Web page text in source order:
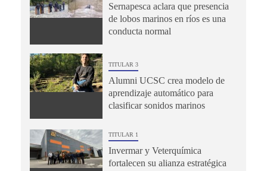
Sernapesca aclara que presencia
de lobos marinos en ríos es una
conducta normal
TITULAR 3
Alumni UCSC crea modelo de
aprendizaje automático para
clasificar sonidos marinos
TITULAR 1
Invermar y Veterquímica
fortalecen su alianza estratégica